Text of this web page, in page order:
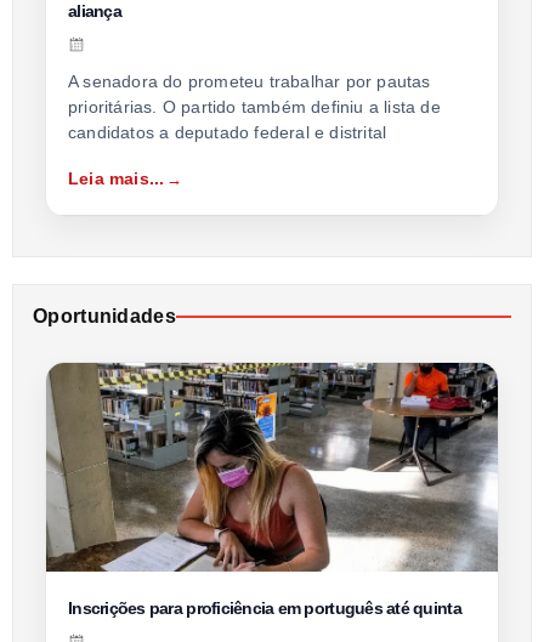
aliança
A senadora do prometeu trabalhar por pautas
prioritárias. O partido também definiu a lista de
candidatos a deputado federal e distrital
Leia mais...
Oportunidades
Inscrições para proficiência em português até quinta